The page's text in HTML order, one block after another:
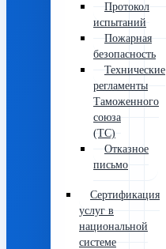
Протокол
испытаний
Пожарная
безопасность
Технические
регламенты
Таможенного
союза
(ТС)
Отказное
письмо
Сертификация
услуг в
национальной
системе